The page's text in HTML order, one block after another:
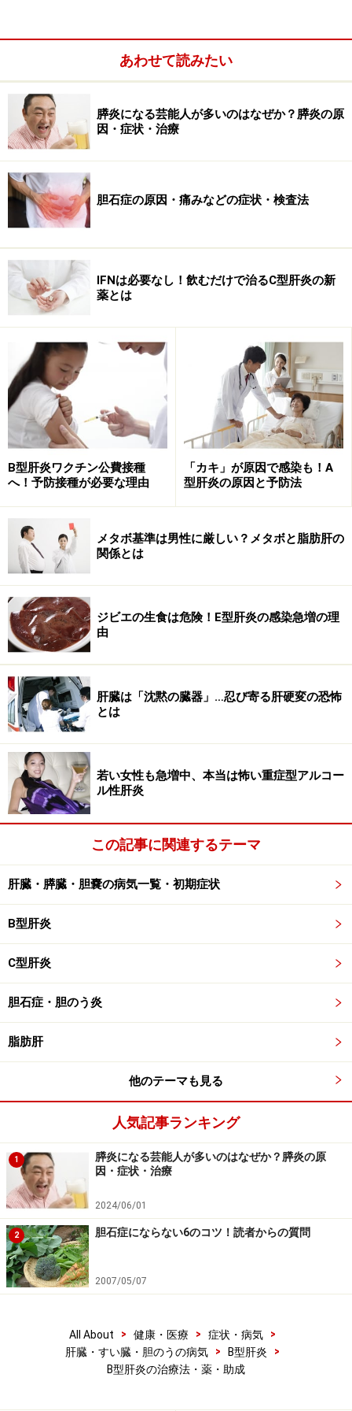
現時点では、厚生労働省からB型肝炎治療のガイドライ
ンというものが出ていて、これがひとつの治療目安にな
ります。B型肝炎では、年齢を35歳未満と35歳以上に分
けて治療を考えています。
■35歳未満のB型肝炎患者の場合
自然にセロコンバージョンが起こることも少なくないた
め、基本的に経過観察。2～3ヶ月間経過観察してセロコ
ンバージョンが起こらなければ、治療が検討されます。
主に治療の対象となるのは、治療効果が出やすい「ウイ
ルス量があまり多くなく、肝臓の線維化がある程度進行
していて、炎症が強い」状態の人。ウイルス量が多い場
合は治療効果が出にくいので、通常経過観察を続けま
す。また、ウイルス量が多くても、線維化が軽く、炎症
も強くない状態であれば、「無症候性キャリア」とみな
し、治療をせずに経過観察することが多くなります。
■35歳以上のB型肝炎患者の場合
35歳以上で、線維化や炎症がある程度以上進んでいる場
合は、基本的に治療の対象となります。ただし、ウイル
ス量であったり、肝炎の進行度の程度であったり、さま
ざまな状況によって治療方法は異なることがありますの
で、必ず肝臓専門医を受診し、適切な診断を受けるよう
にしましょう。
免疫療法、そして肝庇護療法があります。抗ウイルス療
法には、インターフェロン療法、インターフェロンと副
腎皮質ステロイドホルモンの併用療法、抗ウイルス薬
（ラミブジン内服など）があります。免疫療法には、副
腎皮質ステロイドホルモン離脱療法、プロパゲルニウム
いずれの治療法も「肝臓の状態」や全身状態を的確に把
握した上で、経過をみながら、副作用などにも注意して
慎重に行う必要があります。
インターフェロンによるB型肝炎治療
B型慢性肝炎に対する治療の1つとしてインターフェロン
療法があります。インターフェロン療法は一般的には
HBe抗原陽性の患者さんに投与します。この場合、 ALT
値が上昇したあとの肝炎の回復期に投与する方法が最も
効果的。この投与方法ではインターフェロンを投与しな
かった患者さんよりもHBe抗原の陰性化率、肝機能の正
では、インターフェロンを使用しても、C型肝炎のよう
に完全にウイルスが排除されることはありません。ま
た、治療中はHBe抗原が消えていても、治療終了後に再
あわせて読みたい
膵炎になる芸能人が多いのはなぜか？膵炎の原
因・症状・治療
胆石症の原因・痛みなどの症状・検査法
IFNは必要なし！飲むだけで治るC型肝炎の新
薬とは
B型肝炎ワクチン公費接種
へ！予防接種が必要な理由
「カキ」が原因で感染も！A
型肝炎の原因と予防法
メタボ基準は男性に厳しい？メタボと脂肪肝の
関係とは
ジビエの生食は危険！E型肝炎の感染急増の理
由
肝臓は「沈黙の臓器」…忍び寄る肝硬変の恐怖
とは
若い女性も急増中、本当は怖い重症型アルコー
ル性肝炎
この記事に関連するテーマ
肝臓・膵臓・胆嚢の病気一覧・初期症状
B型肝炎
C型肝炎
胆石症・胆のう炎
脂肪肝
他のテーマも見る
人気記事ランキング
1
膵炎になる芸能人が多いのはなぜか？膵炎の原
因・症状・治療
2024/06/01
2 胆石症にならない6のコツ！読者からの質問
2007/05/07
All About > 健康・医療 > 症状・病気
>
肝臓・すい臓・胆のうの病気
> B型肝炎
>
B型肝炎の治療法・薬・助成